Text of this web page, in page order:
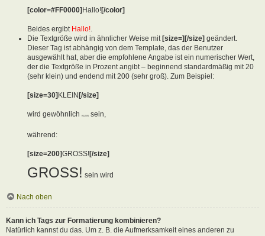
[color=#FF0000]Hallo![/color]
Beides ergibt Hallo!
Die Textgröße wird in ähnlicher Weise mit [size=][/size] geändert.
Dieser Tag ist abhängig von dem Template, das der Benutzer
ausgewählt hat, aber die empfohlene Angabe ist ein numerischer Wert,
der die Textgröße in Prozent angibt – beginnend standardmäßig mit 20
(sehr klein) und endend mit 200 (sehr groß). Zum Beispiel:
[size=30]KLEIN[/size]
wird gewöhnlich KLEIN sein,
während:
[size=200]GROSS![/size]
GROSS! sein wird
Nach oben
Kann ich Tags zur Formatierung kombinieren?
Natürlich kannst du das. Um z. B. die Aufmerksamkeit eines anderen zu